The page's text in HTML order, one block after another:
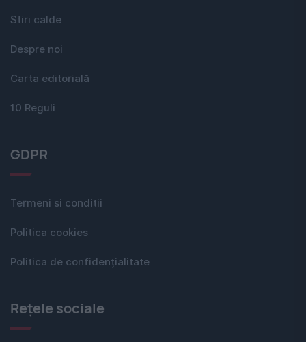
Stiri calde
Despre noi
Carta editorială
10 Reguli
GDPR
Termeni si conditii
Politica cookies
Politica de confidențialitate
Rețele sociale